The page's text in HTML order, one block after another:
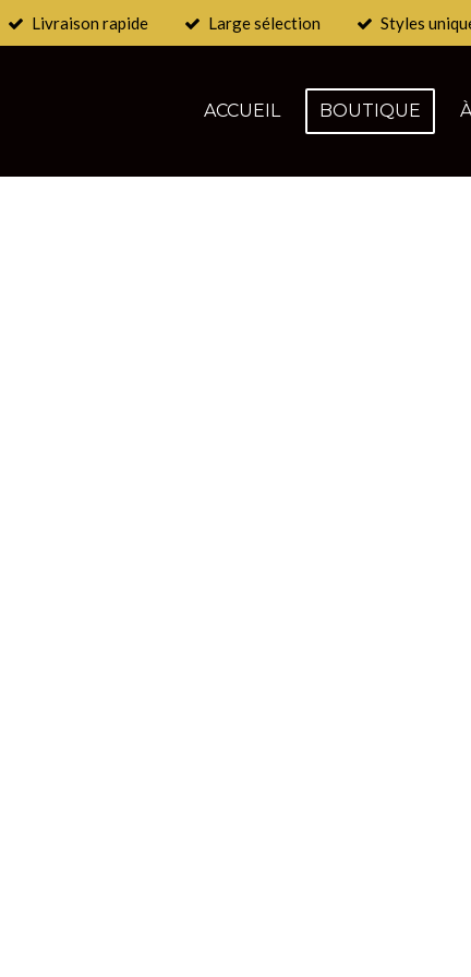
Livraison rapide Large sélection Styles
ACCUEIL BOUTIQUE